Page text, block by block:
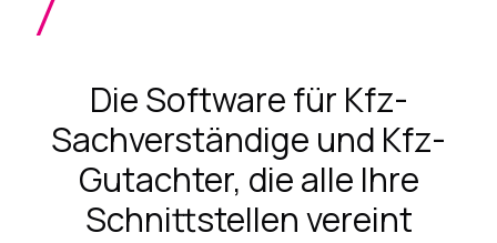
Die Software für Kfz-
Sachverständige und Kfz-
Gutachter, die alle Ihre
Schnittstellen vereint